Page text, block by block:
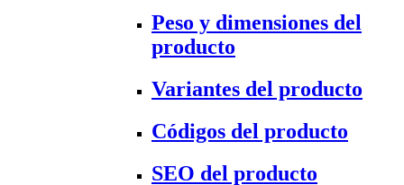
Peso y dimensiones del
producto
Variantes del producto
Códigos del producto
SEO del producto